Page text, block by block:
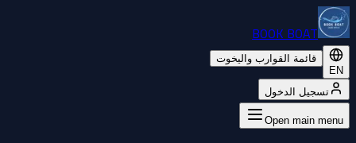
BOOK BOAT
EN
قائمة القوارب واليخوت
تسجيل الدخول
Open main menu